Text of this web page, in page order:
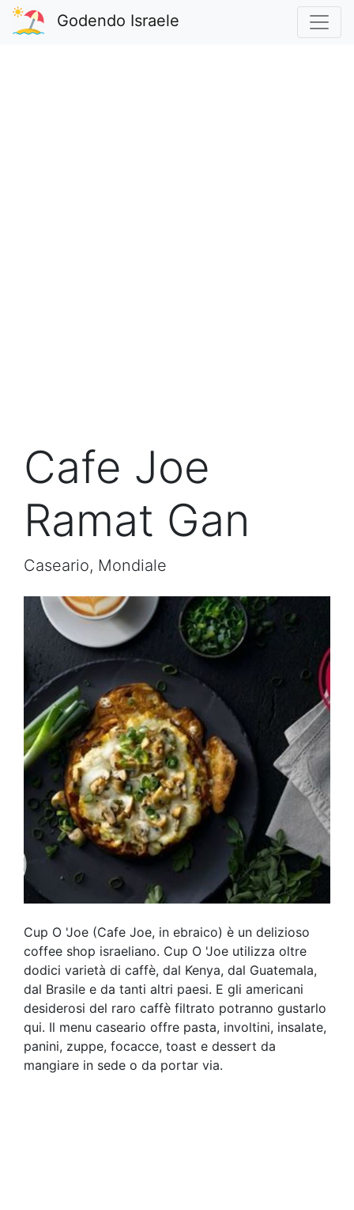
Godendo Israele
Cafe Joe
Ramat Gan
Caseario, Mondiale
Cup O 'Joe (Cafe Joe, in ebraico) è un delizioso
coffee shop israeliano. Cup O 'Joe utilizza oltre
dodici varietà di caffè, dal Kenya, dal Guatemala,
dal Brasile e da tanti altri paesi. E gli americani
desiderosi del raro caffè filtrato potranno gustarlo
qui. Il menu caseario offre pasta, involtini, insalate,
panini, zuppe, focacce, toast e dessert da
mangiare in sede o da portar via.